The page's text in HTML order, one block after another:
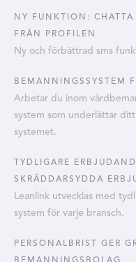
NY FUNKTION: CHATTA
FRÅN PROFILEN
Ny och förbättrad sms
BEMANNINGSSYSTEM
Arbetar du inom
system som underlättar
systemet.
TYDLIGARE
SKRÄDDARSYDDA
Leanlink utvecklas med
system för varje bransch.
PERSONALBRIST GER